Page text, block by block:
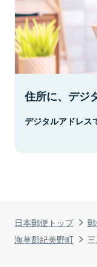
日本郵便トップ
海草郡紀美野町
住所に、デジ
デジタルアドレス